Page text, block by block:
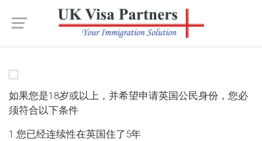
如果您是18岁或以上，并希望申请英国公民身份，您必
须符合以下条件
1.您已经连续性在英国住了5年